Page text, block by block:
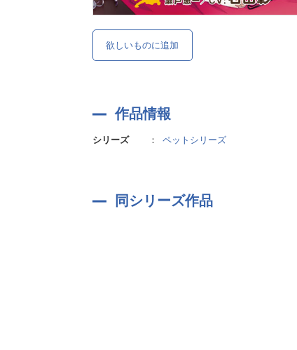
欲しいものに追加
作品情報
シリーズ ： ペットシリーズ
同シリーズ作品